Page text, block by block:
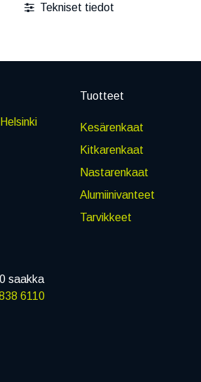
Tekniset tiedot
saakka
6110
Tuotteet
Kesärenkaat
Kitkarenkaat
Nastarenkaat
Alumiinivanteet
Tarvikkeet